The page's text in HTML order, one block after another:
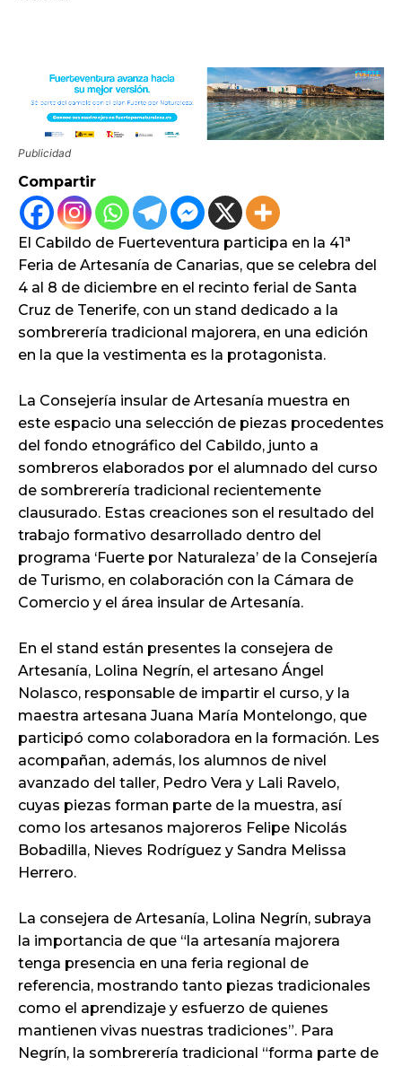
Publicidad
Compartir
El Cabildo de Fuerteventura participa en la 41ª
Feria de Artesanía de Canarias, que se celebra del
4 al 8 de diciembre en el recinto ferial de Santa
Cruz de Tenerife, con un stand dedicado a la
sombrerería tradicional majorera, en una edición
en la que la vestimenta es la protagonista.
La Consejería insular de Artesanía muestra en
este espacio una selección de piezas procedentes
del fondo etnográfico del Cabildo, junto a
sombreros elaborados por el alumnado del curso
de sombrerería tradicional recientemente
clausurado. Estas creaciones son el resultado del
trabajo formativo desarrollado dentro del
programa ‘Fuerte por Naturaleza’ de la Consejería
de Turismo, en colaboración con la Cámara de
Comercio y el área insular de Artesanía.
En el stand están presentes la consejera de
Artesanía, Lolina Negrín, el artesano Ángel
Nolasco, responsable de impartir el curso, y la
maestra artesana Juana María Montelongo, que
participó como colaboradora en la formación. Les
acompañan, además, los alumnos de nivel
avanzado del taller, Pedro Vera y Lali Ravelo,
cuyas piezas forman parte de la muestra, así
como los artesanos majoreros Felipe Nicolás
Bobadilla, Nieves Rodríguez y Sandra Melissa
Herrero.
La consejera de Artesanía, Lolina Negrín, subraya
la importancia de que “la artesanía majorera
tenga presencia en una feria regional de
referencia, mostrando tanto piezas tradicionales
como el aprendizaje y esfuerzo de quienes
mantienen vivas nuestras tradiciones”. Para
Negrín, la sombrerería tradicional “forma parte de